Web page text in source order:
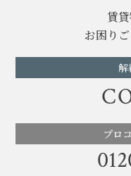
賃
お困り
解
プロ